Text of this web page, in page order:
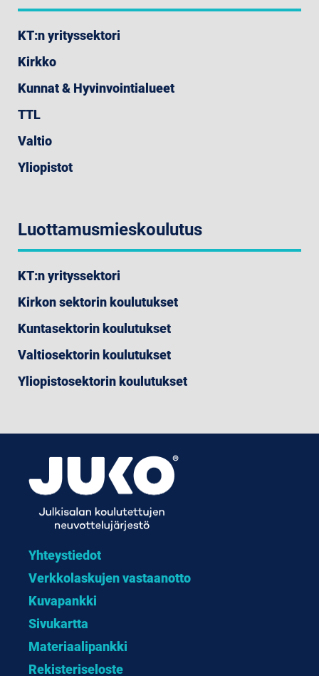
KT:n yrityssektori
Kirkko
Kunnat & Hyvinvointialueet
TTL
Valtio
Yliopistot
Luottamusmieskoulutus
KT:n yrityssektori
Kirkon sektorin koulutukset
Kuntasektorin koulutukset
Valtiosektorin koulutukset
Yliopistosektorin koulutukset
Yhteystiedot
Verkkolaskujen vastaanotto
Kuvapankki
Sivukartta
Materiaalipankki
Rekisteriseloste